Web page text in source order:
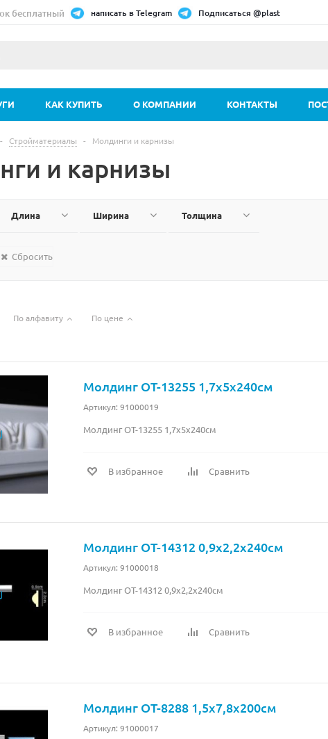
бесплатный написать в Telegram Подписаться @plast
КАК КУПИТЬ О КОМПАНИИ КОНТАКТЫ
- Стройматериалы - Молдинги и карнизы
и карнизы
Длина Ширина Толщина
Сбросить
По алфавиту По цене
Молдинг OT-13255 1,7x5x240см
Артикул: 91000019
Молдинг OT-13255 1,7x5x240см
В избранное Сравнить
Молдинг OT-14312 0,9x2,2x240см
Артикул: 91000018
Молдинг OT-14312 0,9x2,2x240см
В избранное Сравнить
Молдинг OT-8288 1,5x7,8x200см
Артикул: 91000017